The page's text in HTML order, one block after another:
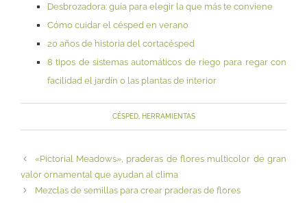
Desbrozadora: guía para elegir la que más te conviene
Cómo cuidar el césped en verano
20 años de historia del cortacésped
8 tipos de sistemas automáticos de riego para regar con
facilidad el jardín o las plantas de interior
CÉSPED, HERRAMIENTAS
«Pictorial Meadows», praderas de flores multicolor de gran
valor ornamental que ayudan al clima
Mezclas de semillas para crear praderas de flores